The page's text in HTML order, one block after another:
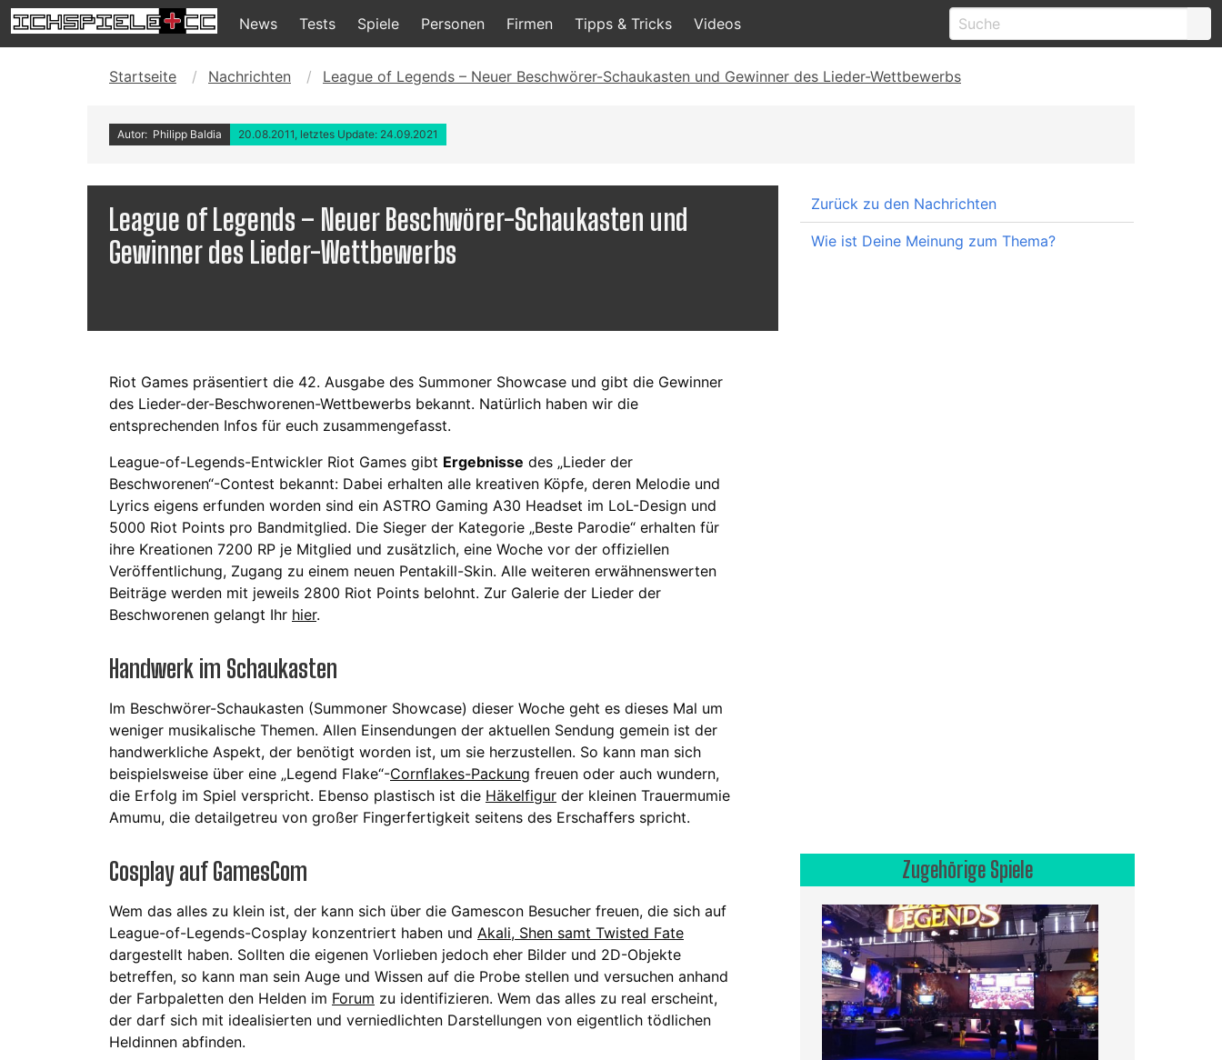
News Tests Spiele Personen Firmen Tipps & Tricks Videos
Startseite Nachrichten League of Legends – Neuer Beschwörer-Schaukasten und Gewinner des Lieder-Wettbewerbs
Autor: Philipp Baldia 20.08.2011, letztes Update: 24.09.2021
League of Legends – Neuer Beschwörer-Schaukasten und
Gewinner des Lieder-Wettbewerbs
Riot Games präsentiert die 42. Ausgabe des Summoner Showcase und gibt die Gewinner
des Lieder-der-Beschworenen-Wettbewerbs bekannt. Natürlich haben wir die
entsprechenden Infos für euch zusammengefasst.
League-of-Legends-Entwickler Riot Games gibt Ergebnisse des „Lieder der
Beschworenen“-Contest bekannt: Dabei erhalten alle kreativen Köpfe, deren Melodie und
Lyrics eigens erfunden worden sind ein ASTRO Gaming A30 Headset im LoL-Design und
5000 Riot Points pro Bandmitglied. Die Sieger der Kategorie „Beste Parodie“ erhalten für
ihre Kreationen 7200 RP je Mitglied und zusätzlich, eine Woche vor der offiziellen
Veröffentlichung, Zugang zu einem neuen Pentakill-Skin. Alle weiteren erwähnenswerten
Beiträge werden mit jeweils 2800 Riot Points belohnt. Zur Galerie der Lieder der
Beschworenen gelangt Ihr hier.
Handwerk im Schaukasten
Im Beschwörer-Schaukasten (Summoner Showcase) dieser Woche geht es dieses Mal um
weniger musikalische Themen. Allen Einsendungen der aktuellen Sendung gemein ist der
handwerkliche Aspekt, der benötigt worden ist, um sie herzustellen. So kann man sich
beispielsweise über eine „Legend Flake“-Cornflakes-Packung freuen oder auch wundern,
die Erfolg im Spiel verspricht. Ebenso plastisch ist die Häkelfigur der kleinen Trauermumie
Amumu, die detailgetreu von großer Fingerfertigkeit seitens des Erschaffers spricht.
Cosplay auf GamesCom
Wem das alles zu klein ist, der kann sich über die Gamescon Besucher freuen, die sich auf
League-of-Legends-Cosplay konzentriert haben und Akali, Shen samt Twisted Fate
dargestellt haben. Sollten die eigenen Vorlieben jedoch eher Bilder und 2D-Objekte
betreffen, so kann man sein Auge und Wissen auf die Probe stellen und versuchen anhand
der Farbpaletten den Helden im Forum zu identifizieren. Wem das alles zu real erscheint,
der darf sich mit idealisierten und verniedlichten Darstellungen von eigentlich tödlichen
Heldinnen abfinden.
Zurück zu den Nachrichten
Wie ist Deine Meinung zum Thema?
Zugehörige Spiele